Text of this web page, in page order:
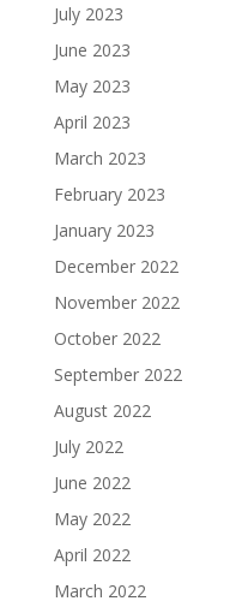
July 2023
June 2023
May 2023
April 2023
March 2023
February 2023
January 2023
December 2022
November 2022
October 2022
September 2022
August 2022
July 2022
June 2022
May 2022
April 2022
March 2022